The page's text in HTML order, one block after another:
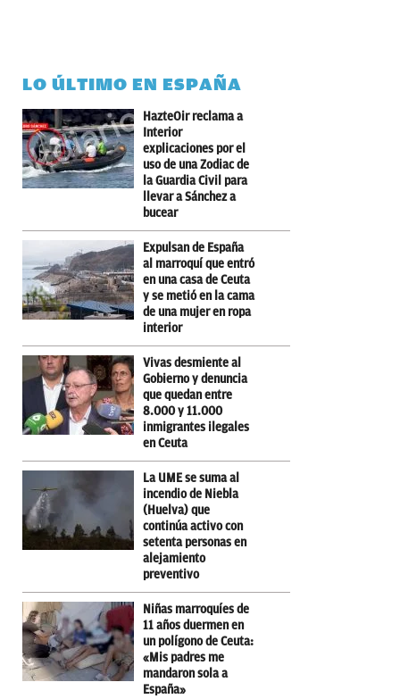
LO ÚLTIMO EN ESPAÑA
HazteOir reclama a
Interior
explicaciones por el
uso de una Zodiac de
la Guardia Civil para
llevar a Sánchez a
bucear
Expulsan de España
al marroquí que entró
en una casa de Ceuta
y se metió en la cama
de una mujer en ropa
interior
Vivas desmiente al
Gobierno y denuncia
que quedan entre
8.000 y 11.000
inmigrantes ilegales
en Ceuta
La UME se suma al
incendio de Niebla
(Huelva) que
continúa activo con
setenta personas en
alejamiento
preventivo
Niñas marroquíes de
11 años duermen en
un polígono de Ceuta:
«Mis padres me
mandaron sola a
España»